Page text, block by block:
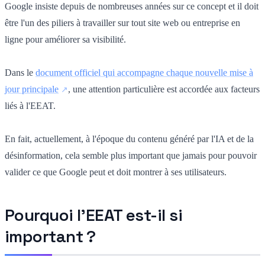
Google insiste depuis de nombreuses années sur ce concept et il doit
être l'un des piliers à travailler sur tout site web ou entreprise en
ligne pour améliorer sa visibilité.
Dans le document officiel qui accompagne chaque nouvelle mise à
jour principale
, une attention particulière est accordée aux facteurs
liés à l'EEAT.
En fait, actuellement, à l'époque du contenu généré par l'IA et de la
désinformation, cela semble plus important que jamais pour pouvoir
valider ce que Google peut et doit montrer à ses utilisateurs.
Pourquoi l'EEAT est-il si
important ?